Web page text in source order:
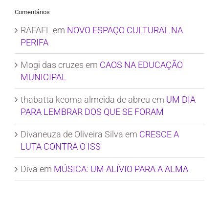
Comentários
RAFAEL em NOVO ESPAÇO CULTURAL NA
PERIFA
Mogi das cruzes em CAOS NA EDUCAÇÃO
MUNICIPAL
thabatta keoma almeida de abreu em UM DIA
PARA LEMBRAR DOS QUE SE FORAM
Divaneuza de Oliveira Silva em CRESCE A
LUTA CONTRA O ISS
Diva em MÚSICA: UM ALÍVIO PARA A ALMA